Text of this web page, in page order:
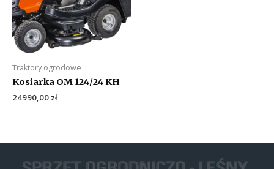
Traktory ogrodowe
Kosiarka OM 124/24 KH
24990,00 zł